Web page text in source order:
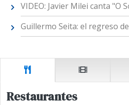
VIDEO: Javier Milei canta "O
Guillermo Seita: el regreso
Restaurantes